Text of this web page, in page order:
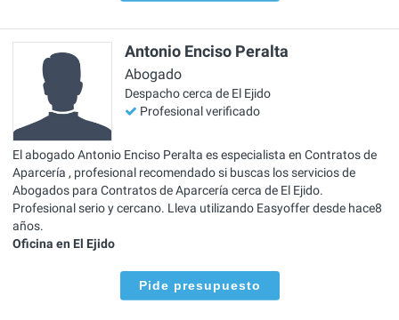
Antonio Enciso Peralta
Abogado
Despacho cerca de El Ejido
Profesional verificado
El abogado Antonio Enciso Peralta es especialista en Contratos de
Aparcería , profesional recomendado si buscas los servicios de
Abogados para Contratos de Aparcería cerca de El Ejido.
Profesional serio y cercano. Lleva utilizando Easyoffer desde hace8
años.
Oficina en El Ejido
Pide presupuesto